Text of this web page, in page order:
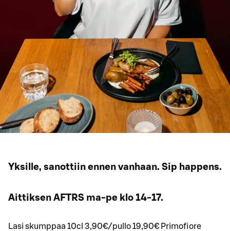
Yksille, sanottiin ennen vanhaan. Sip happens.
Aittiksen AFTRS ma-pe klo 14-17.
Lasi skumppaa 10cl 3,90€/pullo 19,90€ Primofiore